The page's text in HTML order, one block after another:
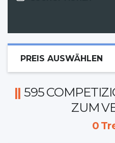
PREIS AUSWÄHLEN
595
ZUM
0